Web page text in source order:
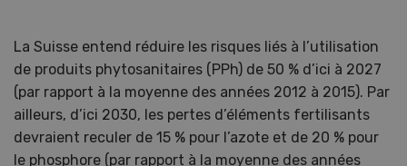
La Suisse entend réduire les risques liés à l’utilisation
de produits phytosanitaires (PPh) de 50 % d’ici à 2027
(par rapport à la moyenne des années 2012 à 2015). Par
ailleurs, d’ici 2030, les pertes d’éléments fertilisants
devraient reculer de 15 % pour l’azote et de 20 % pour
le phosphore (par rapport à la moyenne des années